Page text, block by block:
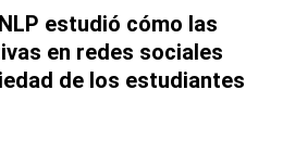
estudió cómo las
en redes sociales
de los estudiantes